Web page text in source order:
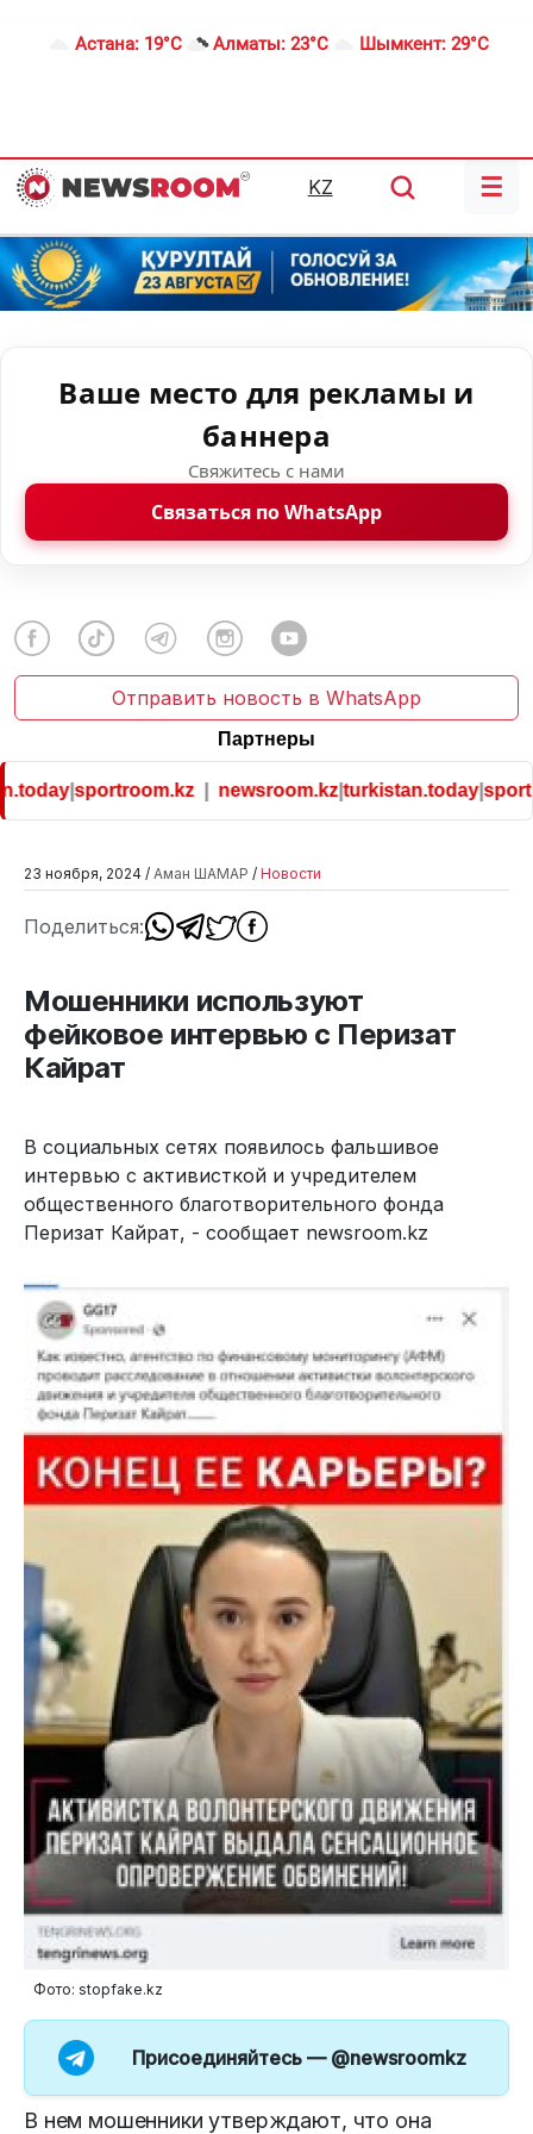
Астана: 19°C Алматы: 23°C Шымкент: 29°C
KZ ☰
Ваше место для рекламы и
баннера
Свяжитесь с нами
Связаться по WhatsApp
Отправить новость в WhatsApp
Партнеры
|sportroom.kz| newsroom.kz|turkistan.today|
23 ноября, 2024 / Аман ШАМАР / Новости
Поделиться:
Мошенники используют
фейковое интервью с Перизат
Кайрат
В социальных сетях появилось фальшивое
интервью с активисткой и учредителем
общественного благотворительного фонда
Перизат Кайрат, - сообщает newsroom.kz
Фото: stopfake.kz
Присоединяйтесь — @newsroomkz
В нем мошенники утверждают, что она